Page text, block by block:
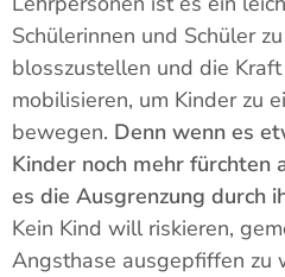
Schülerinnen und Schüler
blosszustellen und die
mobilisieren, um Kinder zu
bewegen. Denn wenn es
Kinder noch mehr fürchten
es die Ausgrenzung durch
Kein Kind will riskieren,
Angsthase ausgepfiffen zu